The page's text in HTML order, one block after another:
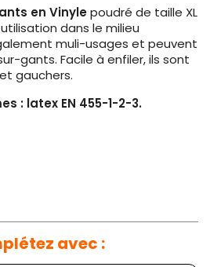
en Vinylepoudré de taille XL
dans le milieu
muli-usages et peuvent
gants. Facile à enfiler, ils sont
gauchers.
: latex EN 455-1-2-3.
avec :